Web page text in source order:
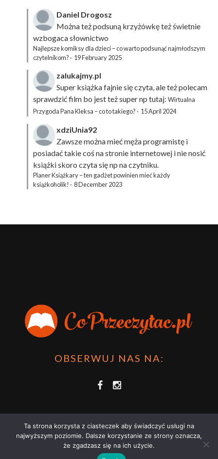
Daniel Drogosz
Można też podsuną krzyżówkęteż świetnie
wzbogaca słownictwo
Najlepsze komiksy dla dzieci – co warto podsunąć najmłodszym
czytelnikom? · 19 February 2025
zalukajmy.pl
Super książka fajnie się czyta, ale też polecam
sprawdzić film bo jest też super np tutaj: Wirtualna
Przygoda Pana Kleksa – co to takiego? · 15 April 2024
xdziUnia92
Zawsze można mieć męża programistę i
posiadać takie coś na stronie internetowej i nie nosić
książki skoro czyta się np na czytniku.
Planer Książkary – ten gadżet powinien mieć każdy
książkoholik! · 8 December 2023
OBSERWUJ NAS NA:
COPRZECZYTAĆ.PL 2021 | STRONA WYKORZYSTUJE PLIKI COOKIES |
Ta strona korzysta z ciasteczek aby świadczyć usługi na
najwyższym poziomie. Dalsze korzystanie ze strony oznacza,
że zgadzasz się na ich użycie.